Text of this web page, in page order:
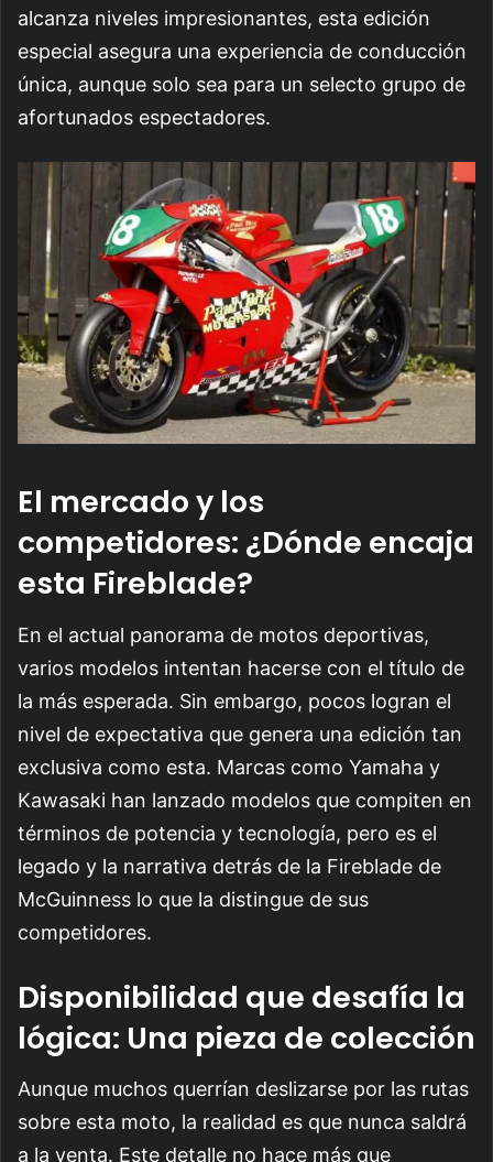
alcanza niveles impresionantes, esta edición
especial asegura una experiencia de conducción
única, aunque solo sea para un selecto grupo de
afortunados espectadores.
El mercado y los
competidores: ¿Dónde encaja
esta Fireblade?
En el actual panorama de motos deportivas,
varios modelos intentan hacerse con el título de
la más esperada. Sin embargo, pocos logran el
nivel de expectativa que genera una edición tan
exclusiva como esta. Marcas como Yamaha y
Kawasaki han lanzado modelos que compiten en
términos de potencia y tecnología, pero es el
legado y la narrativa detrás de la Fireblade de
McGuinness lo que la distingue de sus
competidores.
Disponibilidad que desafía la
lógica: Una pieza de colección
Aunque muchos querrían deslizarse por las rutas
sobre esta moto, la realidad es que nunca saldrá
a la venta. Este detalle no hace más que